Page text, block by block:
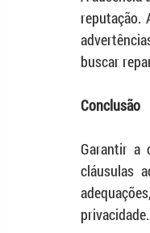
reputação.
buscar
Conclusão
Garantir a
cláusulas
privacidade.